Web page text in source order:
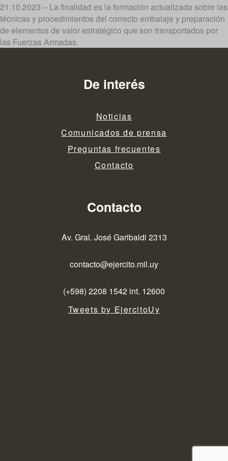
21.10.2023 – La finalidad es la formación actualizada sobre las
técnicas y procedimientos del correcto embalaje y preparación
de elementos de valor estratégico que son transportados por
las Fuerzas Armadas.
De interés
Noticias
Comunicados de prensa
Preguntas frecuentes
Contacto
Contacto
Av. Gral. José Garibaldi 2313
contacto@ejercito.mil.uy
(+598) 2208 1542 int. 12600
Tweets by EjercitoUy